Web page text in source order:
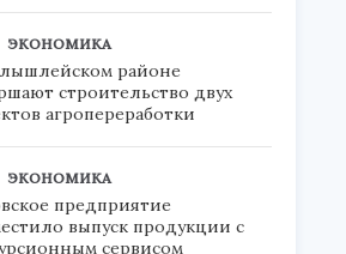
ЭКОНОМИКА
районе
строительство двух
агропереработки
ЭКОНОМИКА
предприятие
выпуск продукции с
сервисом